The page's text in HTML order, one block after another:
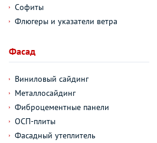
Софиты
Флюгеры и указатели ветра
Фасад
Виниловый сайдинг
Металлосайдинг
Фиброцементные панели
ОСП-плиты
Фасадный утеплитель